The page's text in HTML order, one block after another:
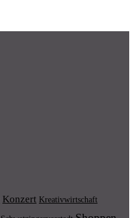
Konzert Kreativwirtschaft